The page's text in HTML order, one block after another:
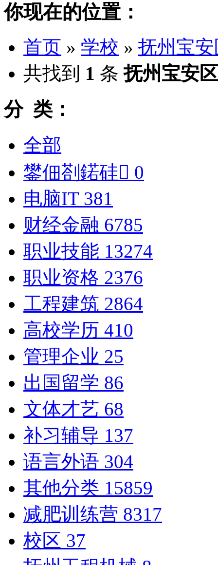
你现在的位置：
首页 » 学校 » 抚州宝
共找到 1 条 抚州宝安
分 类：
全部
鐢佃剳鍩硅 0
电脑IT 381
财经金融 6785
职业技能 13274
职业资格 2376
工程建筑 2864
高校学历 410
管理企业 25
出国留学 86
文体才艺 68
补习辅导 137
语言外语 304
其他分类 15859
减肥训练营 8317
校区 37